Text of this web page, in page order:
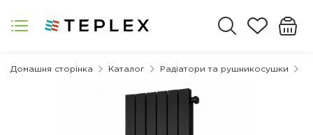
Домашня сторінка Каталог Радіатори та рушникосушки